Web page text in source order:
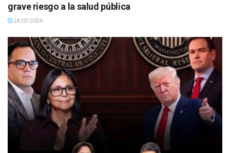
grave riesgo a la salud pública
24/07/2026